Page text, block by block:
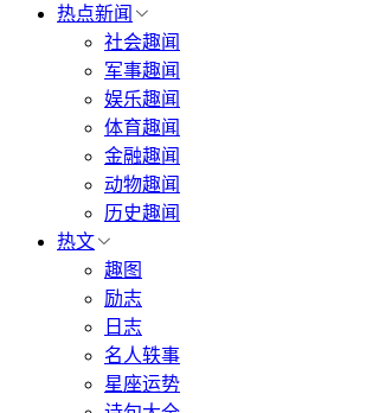
热点新闻
社会趣闻
军事趣闻
娱乐趣闻
体育趣闻
金融趣闻
动物趣闻
历史趣闻
热文
趣图
励志
日志
名人轶事
星座运势